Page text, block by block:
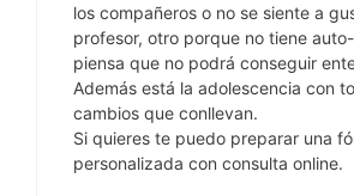
los compañeros o no se siente a
profesor, otro porque no tiene
piensa que no podrá conseguir
Además está la adolescencia con
cambios que conllevan.
Si quieres te puedo preparar una
personalizada con consulta online.